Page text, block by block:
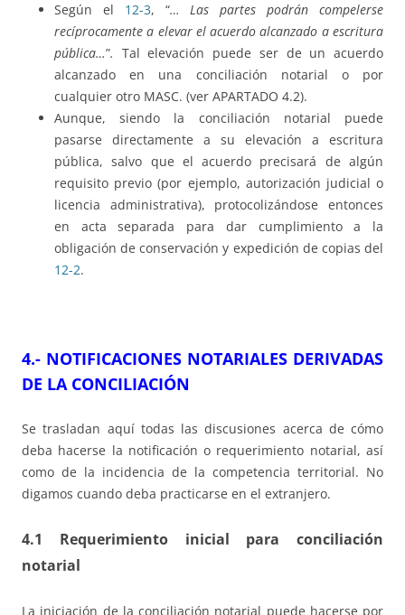
Según el 12-3, “… Las partes podrán compelerse
recíprocamente a elevar el acuerdo alcanzado a escritura
pública…”. Tal elevación puede ser de un acuerdo
alcanzado en una conciliación notarial o por
cualquier otro MASC. (ver APARTADO 4.2).
Aunque, siendo la conciliación notarial puede
pasarse directamente a su elevación a escritura
pública, salvo que el acuerdo precisará de algún
requisito previo (por ejemplo, autorización judicial o
licencia administrativa), protocolizándose entonces
en acta separada para dar cumplimiento a la
obligación de conservación y expedición de copias del
12-2.
4.- NOTIFICACIONES NOTARIALES DERIVADAS
DE LA CONCILIACIÓN
Se trasladan aquí todas las discusiones acerca de cómo
deba hacerse la notificación o requerimiento notarial, así
como de la incidencia de la competencia territorial. No
digamos cuando deba practicarse en el extranjero.
4.1 Requerimiento inicial para conciliación
notarial
La iniciación de la conciliación notarial puede hacerse por